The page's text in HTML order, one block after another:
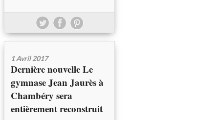
1 Avril 2017
Dernière nouvelle Le
gymnase Jean Jaurès à
Chambéry sera
entièrement reconstruit